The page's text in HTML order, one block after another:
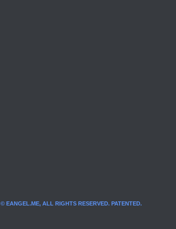
© EANGEL.ME, ALL RIGHTS RESERVED. PATENTED.